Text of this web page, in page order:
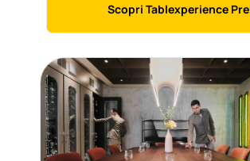
Scopri Tablexperience